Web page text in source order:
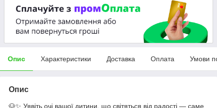
Опис Характеристики Доставка Оплата Умови
Опис
🐶✨ Уявіть очі вашої дитини, що світяться від радості — саме